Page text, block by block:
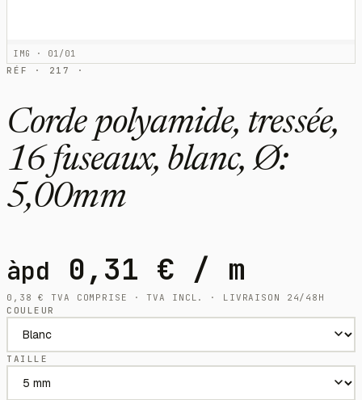
IMG · 01/01
RÉF · 217 ·
Corde polyamide, tressée,
16 fuseaux, blanc, Ø:
5,00mm
àpd 0,31 € / m
0,38€
TVA COMPRISE · TVA INCL. · LIVRAISON 24/48H
COULEUR
TAILLE